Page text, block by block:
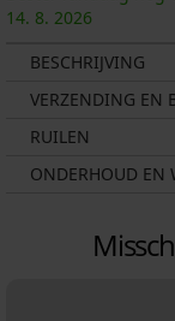
14. 8. 2026
BESCHRIJVING
VERZENDING EN
RUILEN
ONDERHOUD EN